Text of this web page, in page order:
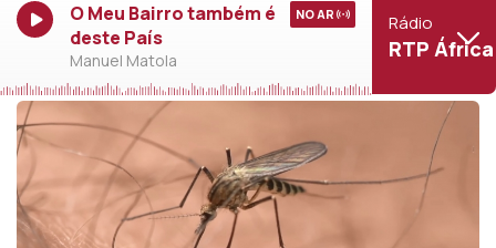
O Meu Bairro também é
deste País
Manuel Matola
NO AR Rádio
RTP África